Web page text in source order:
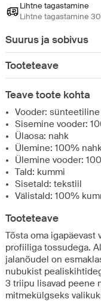
Lihtne tagastamine
Lihtne tagastamine
Suurus ja sobivus
Tooteteave
Teave toote kohta
Vooder: sünteetiline
Sisemine vooder:
Ülaosa: nahk
Ülemine: 100%
Ülemine vooder:
Tald: kummi
Sisetald: tekstiil
Välistald: 100%
Tooteteave
Tõsta oma
profiiliga tossudega.
jalanõudel on
nubukist
3 triipu lisavad peene
mitmekülgseks